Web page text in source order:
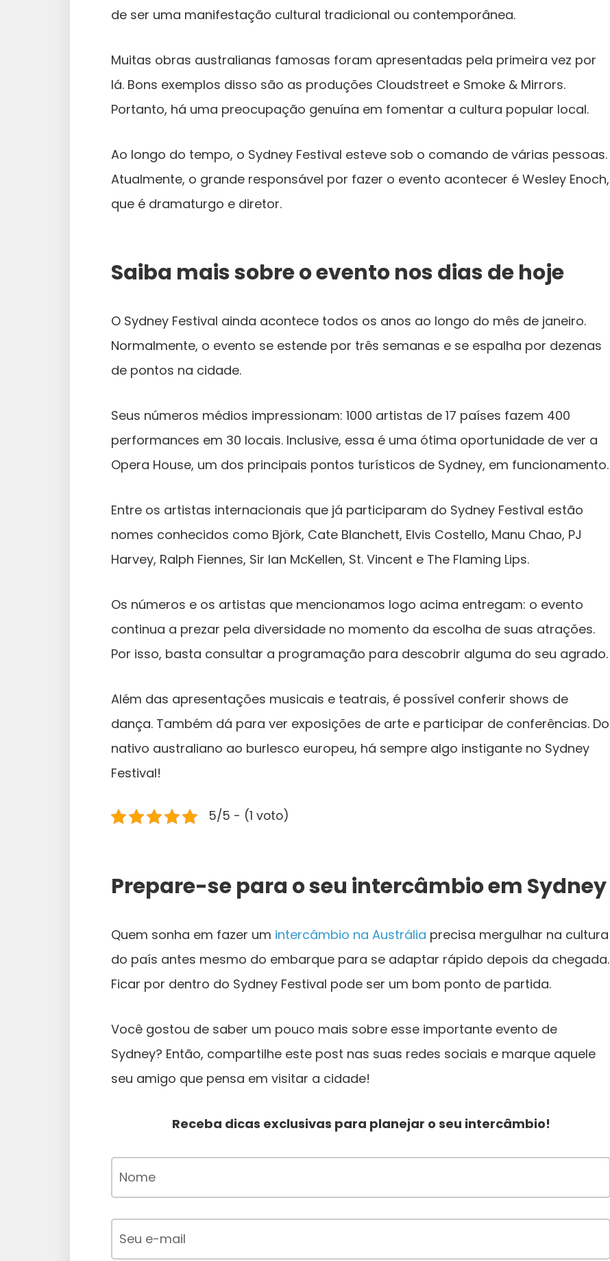
de ser uma manifestação cultural tradicional ou contemporânea.
Muitas obras australianas famosas foram apresentadas pela primeira vez por
lá. Bons exemplos disso são as produções Cloudstreet e Smoke & Mirrors.
Portanto, há uma preocupação genuína em fomentar a cultura popular local.
Ao longo do tempo, o Sydney Festival esteve sob o comando de várias pessoas.
Atualmente, o grande responsável por fazer o evento acontecer é Wesley Enoch,
que é dramaturgo e diretor.
Saiba mais sobre o evento nos dias de hoje
O Sydney Festival ainda acontece todos os anos ao longo do mês de janeiro.
Normalmente, o evento se estende por três semanas e se espalha por dezenas
de pontos na cidade.
Seus números médios impressionam: 1000 artistas de 17 países fazem 400
performances em 30 locais. Inclusive, essa é uma ótima oportunidade de ver a
Opera House, um dos principais pontos turísticos de Sydney, em funcionamento.
Entre os artistas internacionais que já participaram do Sydney Festival estão
nomes conhecidos como Björk, Cate Blanchett, Elvis Costello, Manu Chao, PJ
Harvey, Ralph Fiennes, Sir Ian McKellen, St. Vincent e The Flaming Lips.
Os números e os artistas que mencionamos logo acima entregam: o evento
continua a prezar pela diversidade no momento da escolha de suas atrações.
Por isso, basta consultar a programação para descobrir alguma do seu agrado.
Além das apresentações musicais e teatrais, é possível conferir shows de
dança. Também dá para ver exposições de arte e participar de conferências. Do
nativo australiano ao burlesco europeu, há sempre algo instigante no Sydney
Festival!
5/5 - (1 voto)
Prepare-se para o seu intercâmbio em Sydney
Quem sonha em fazer um intercâmbio na Austrália precisa mergulhar na cultura
do país antes mesmo do embarque para se adaptar rápido depois da chegada.
Ficar por dentro do Sydney Festival pode ser um bom ponto de partida.
Você gostou de saber um pouco mais sobre esse importante evento de
Sydney? Então, compartilhe este post nas suas redes sociais e marque aquele
seu amigo que pensa em visitar a cidade!
Receba dicas exclusivas para planejar o seu intercâmbio!